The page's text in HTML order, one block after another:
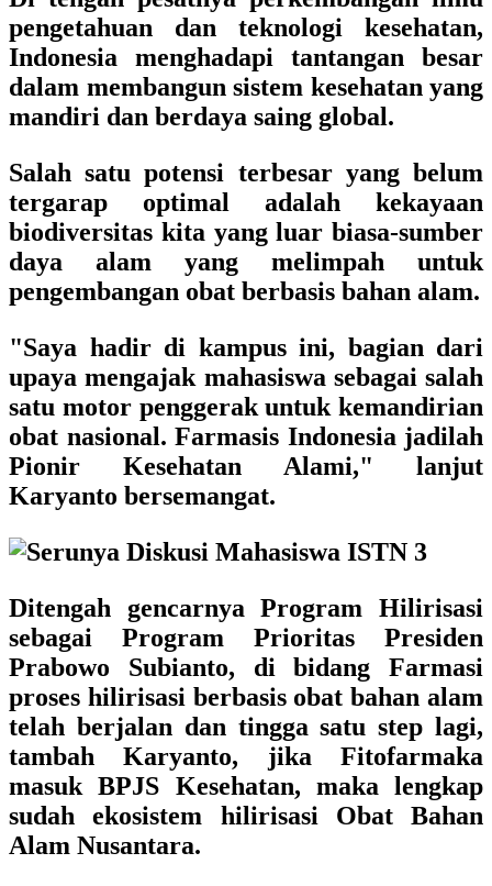
pengetahuan dan teknologi kesehatan,
Indonesia menghadapi tantangan besar
dalam membangun sistem kesehatan yang
mandiri dan berdaya saing global.
Salah satu potensi terbesar yang belum
tergarap optimal adalah kekayaan
biodiversitas kita yang luar biasa-sumber
daya alam yang melimpah untuk
pengembangan obat berbasis bahan alam.
"Saya hadir di kampus ini, bagian dari
upaya mengajak mahasiswa sebagai salah
satu motor penggerak untuk kemandirian
obat nasional. Farmasis Indonesia jadilah
Pionir Kesehatan Alami," lanjut
Karyanto bersemangat.
Ditengah gencarnyaProgram Hilirisasi
sebagai Program Prioritas Presiden
Prabowo Subianto, di bidang Farmasi
proses hilirisasi berbasis obat bahan alam
telah berjalan dan tingga satu step lagi,
tambah Karyanto, jika Fitofarmaka
masuk BPJS Kesehatan, maka lengkap
sudah ekosistem hilirisasi Obat Bahan
Alam Nusantara.